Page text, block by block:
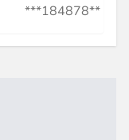
***184878**